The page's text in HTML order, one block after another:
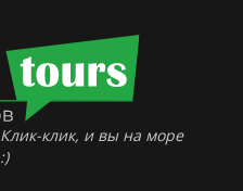
Клик-клик, и вы на море
:)